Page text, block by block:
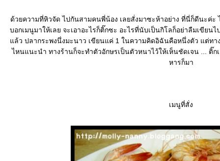
ด้วยความที่หิวจัด ไปกันสามคนพี่น้อง เลยสั่งมาซะห้าอย่าง ที่นี่ก็ดีนะค่ะ
บอกเมนูมาให้เลย จะเอาอะไรก็ติ๊กซะ อะไรที่นับเป็นกิโลก็อย่าลืมเขียน
ล้ว ปลากระพงนึ่งมะนาว เขียนแค่ 1 ในความคิดอิฉันคือหนึ่งตัว แต่ทาง
ไหนแนะนำ ทางร้านก็จะทำตัวอักษรเป็นตัวหนาไว้ให้เห็นชัดเจน ... ติ๊ก
หารก็มา
เมนูที่สั่ง